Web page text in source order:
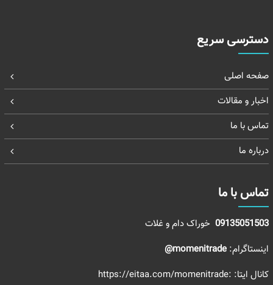
دسترسی سریع
صفحه اصلی
اخبار و مقالات
تماس با ما
درباره ما
تماس با ما
09135051503خوراک دام و غلات
اینستاگرام: momenitrade@
کانال ایتا: :https://eitaa.com/momenitrade